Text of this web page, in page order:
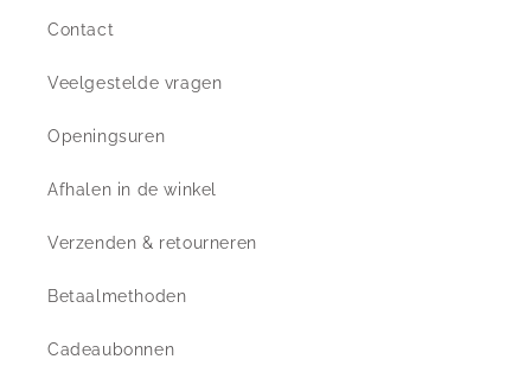
Contact
Veelgestelde vragen
Openingsuren
Afhalen in de winkel
Verzenden & retourneren
Betaalmethoden
Cadeaubonnen